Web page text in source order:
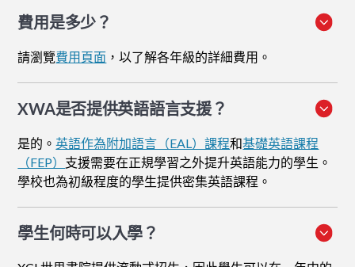
費用是多少？
請瀏覽費用頁面 ，以了解各年級的詳細費用。
XWA是否提供英語語言支援？
是的。英語作為附加語言（EAL）課程和基礎英語課程
（FEP） 支援需要在正規學習之外提升英語能力的學生。
學校也為初級程度的學生提供密集英語課程。
學生何時可以入學？